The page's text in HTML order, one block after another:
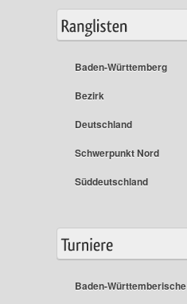
Baden-Württemberg
Bezirk
Deutschland
Schwerpunkt Nord
Süddeutschland
Baden-Württemberische